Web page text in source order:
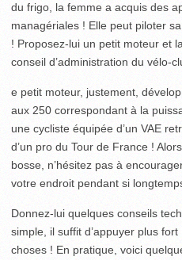
du frigo, la femme a acquis des
managériales ! Elle peut piloter
! Proposez-lui un petit moteur et
conseil d’administration du vélo-
e petit moteur, justement,
aux 250 correspondant à la
une cycliste équipée d’un VAE
d’un pro du Tour de France !
bosse, n’hésitez pas à
votre endroit pendant si
Donnez-lui quelques conseils
simple, il suffit d’appuyer plus
choses ! En pratique, voici